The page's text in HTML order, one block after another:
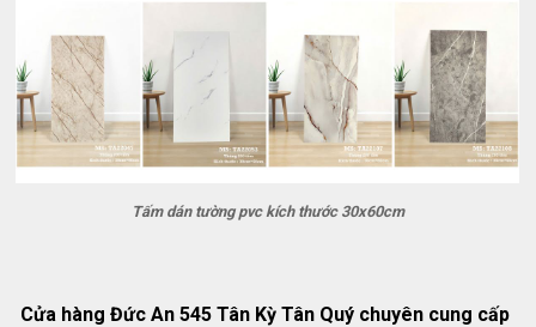
Tấm dán tường pvc kích thước 30x60cm
Cửa hàng Đức An 545 Tân Kỳ Tân Quý chuyên cung cấp